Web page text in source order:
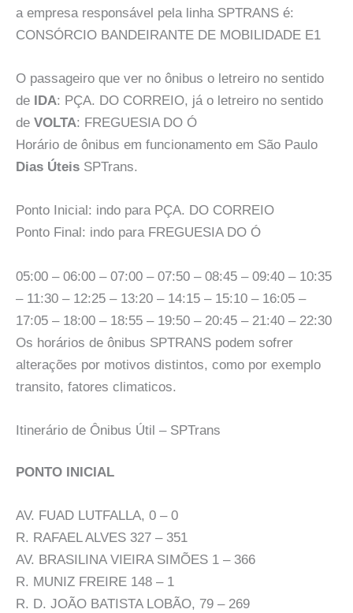
a empresa responsável pela linha SPTRANS é:
CONSÓRCIO BANDEIRANTE DE MOBILIDADE E1
O passageiro que ver no ônibus o letreiro no sentido
de
IDA: PÇA. DO CORREIO, já o letreiro no sentido
de VOLTA: FREGUESIA DO Ó
Horário de ônibus em funcionamento em São Paulo
Dias Úteis SPTrans.
Ponto Inicial: indo para PÇA. DO CORREIO
Ponto Final: indo para FREGUESIA DO Ó
05:00 – 06:00 – 07:00 – 07:50 – 08:45 – 09:40 – 10:35
– 11:30 – 12:25 – 13:20 – 14:15 – 15:10 – 16:05 –
17:05 – 18:00 – 18:55 – 19:50 – 20:45 – 21:40 – 22:30
Os horários de ônibus SPTRANS podem sofrer
alterações por motivos distintos, como por exemplo
transito, fatores climaticos.
Itinerário de Ônibus Útil – SPTrans
PONTO INICIAL
AV. FUAD LUTFALLA, 0 – 0
R. RAFAEL ALVES 327 – 351
AV. BRASILINA VIEIRA SIMÕES 1 – 366
R. MUNIZ FREIRE 148 – 1
R. D. JOÃO BATISTA LOBÃO, 79 – 269